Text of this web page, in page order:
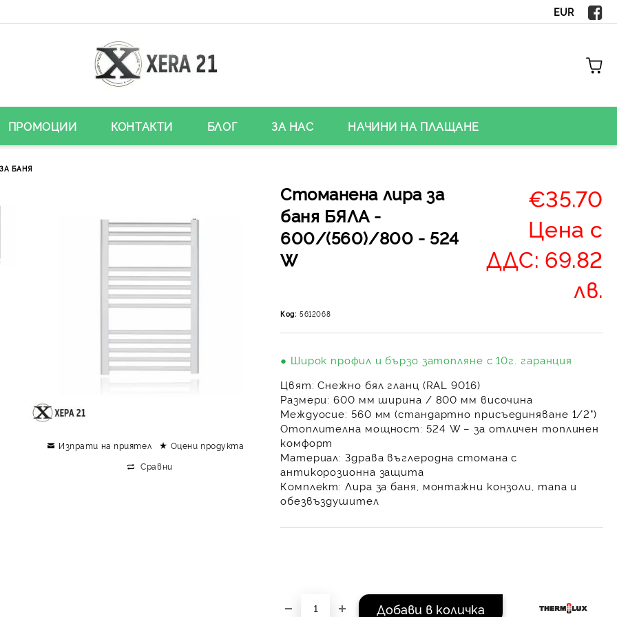
EUR
ПРОМОЦИИ КОНТАКТИ БЛОГ ЗА НАС НАЧИНИ НА ПЛАЩАНЕ
БАНЯ
Стоманена лира за
баня БЯЛА -
600/(560)/800 - 524
W
€35.70
Цена с
ДДС: 69.82
лв.
Код: 5612068
● Широк профил и бързо затопляне с 10г. гаранция
Цвят: Снежно бял гланц (RAL 9016)
Размери: 600 мм ширина / 800 мм височина
Междуосие: 560 мм (стандартно присъединяване 1/2")
Отоплителна мощност: 524 W – за отличен топлинен
комфорт
Материал: Здрава въглеродна стомана с
антикорозионна защита
Комплект: Лира за баня, монтажни конзоли, тапа и
обезвъздушител
Изпрати на приятел
Оцени продукта
Сравни